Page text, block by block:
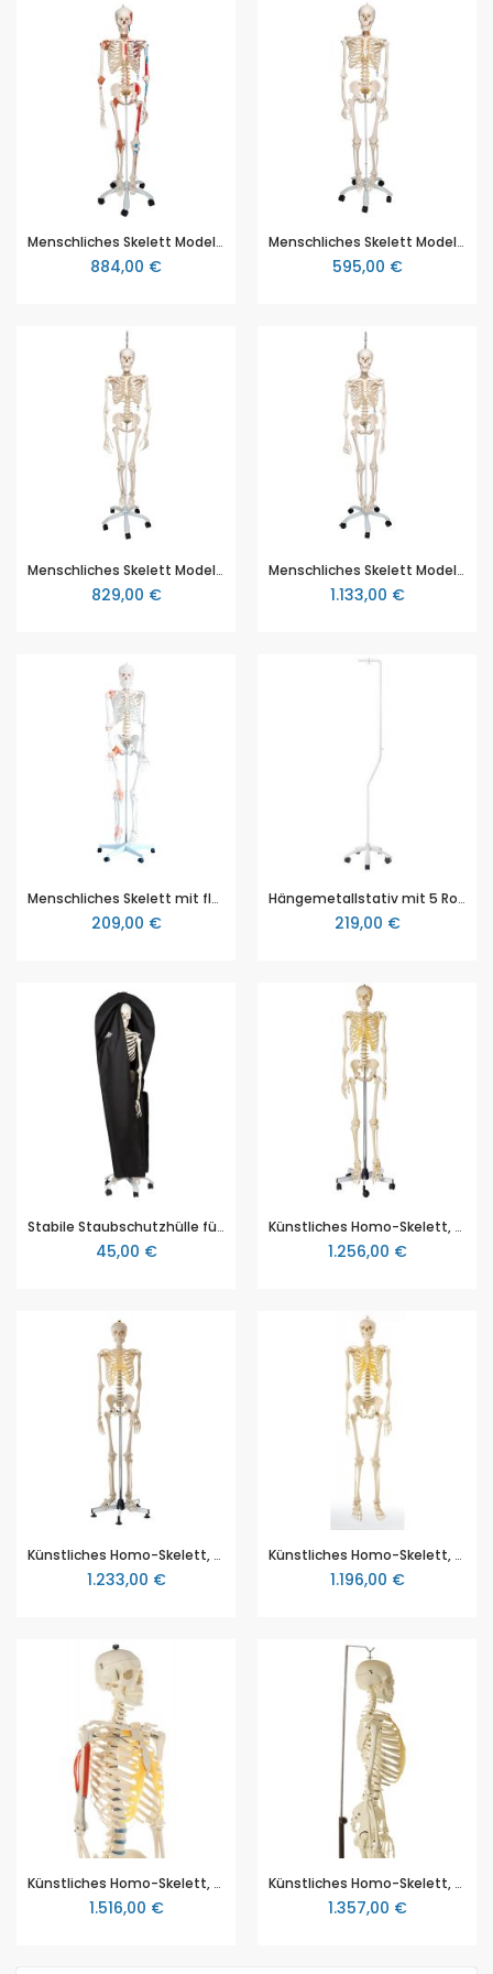
Menschliches Skelett Modell "Sam", lebensgroß mit Muskeldarstellung, flexible Wirbelsäule & Gelenkbändern, auf Metallstativ mit Rollen - 3B Smart Anatomy, 3B Scientific (1020176 [A13])
884,00 €
Menschliches Skelett Modell "Fred", lebensgroß mit flexibler einstellbarer Wirbelsäule mit Nerven, Arterien & Bandscheibenvorfall, auf Metallstativ mit Rollen - 3B Smart Anatomy, 3B Scientific (1020178 [A15])
595,00 €
Menschliches Skelett Modell "Phil", lebensgroß mit beweglichen Gelenken und biegsamer Wirbelsäule, an Metallhängestativ mit Rollen - 3B Smart Anatomy, 3B Scientific (1020179 [A15/3])
829,00 €
Menschliches Skelett Modell "Feldi", lebensgroß mit flexibel montierten Gelenken, an Metallhängestativ mit Rollen - 3B Smart Anatomy, 3B Scientific (1020180 [A15/3S])
1.133,00 €
Menschliches Skelett mit flexibler Wirbelsäule, natürliche Größe mit ca. 180 cm Höhe, Bandapparat an 6 Gelenken
209,00 €
Hängemetallstativ mit 5 Rollen (Fuß und Stange), Höhe ca. 196 cm, für die lebensgroßen 3B Scientific Sekelette
219,00 €
Stabile Staubschutzhülle für Skelette, Maße 166 x 66 cm
45,00 €
Künstliches Homo-Skelett, männlich, in natürlicher Größe, von SOMSO® (QS 10/1), aus SOMSO-Plast®, teilweise zerlegbar, auf Rollenstativ, Höhe ca. 170cm
1.256,00 €
Künstliches Homo-Skelett, männlich, in natürlicher Größe, von SOMSO® (QS 10), aus SOMSO-Plast®, teilweise zerlegbar, Höhe ca. 170cm, auf Stativ OHNE Rollen
1.233,00 €
Künstliches Homo-Skelett, männlich, in natürlicher Größe, von SOMSO® (QS 10/3), aus SOMSO-Plast®, wie QS 10/1 jedoch mit Aufhängevorrichtung am Schädel (ohne Stativ), Höhe ca. 170cm
1.196,00 €
Künstliches Homo-Skelett, männlich, in natürlicher Größe, von SOMSO® (QS 10/2), aus SOMSO-Plast®, wie QS 10/1, an einem Arm mit Darstellung der Oberarmmuskeln, Höhe ca. 170 cm
1.516,00 €
Künstliches Homo-Skelett, männlich, in natürlicher Größe, von SOMSO® (QS 10/4), aus SOMSO-Plast®, Ausführung wie QS 10/1 mit Hängestativ auf Rollen, Höhe ca. 170cm
1.357,00 €